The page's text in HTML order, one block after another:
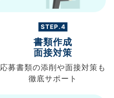
STEP.4
書類作成
面接対策
応募書類の添削や面接対策も
徹底サポート